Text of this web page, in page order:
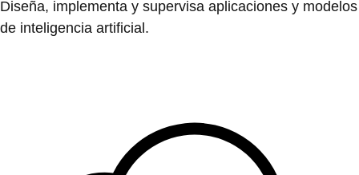
Diseña, implementa y supervisa aplicaciones y modelos
de inteligencia artificial.